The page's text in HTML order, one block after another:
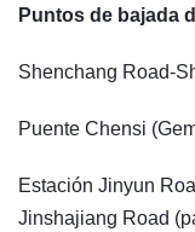
Puntos de bajada
Shenchang Road-
Puente Chensi
Estación Jinyun
Jinshajiang Road